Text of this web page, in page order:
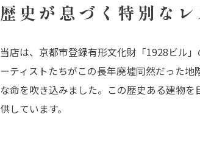
歴史が息づく 特別な
当店は、京都市登録有形文化財「1928ビル
ーティストたちがこの長年廃墟同然だった地
な命を吹き込みました。この歴史ある建物
供しています。